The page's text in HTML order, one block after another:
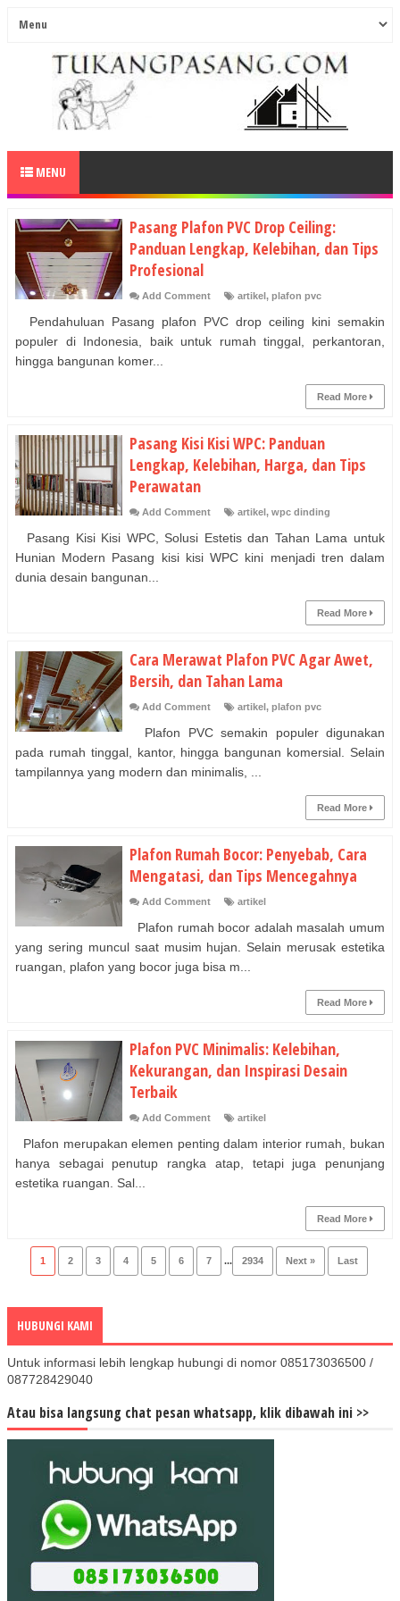
MENU
Pasang Plafon PVC Drop Ceiling:
Panduan Lengkap, Kelebihan, dan Tips
Profesional
Add Comment artikel, plafon pvc
Pendahuluan Pasang plafon PVC drop ceiling kini semakin
populer di Indonesia, baik untuk rumah tinggal, perkantoran,
hingga bangunan komer...
Read More
Pasang Kisi Kisi WPC: Panduan
Lengkap, Kelebihan, Harga, dan Tips
Perawatan
Add Comment artikel, wpc dinding
Pasang Kisi Kisi WPC, Solusi Estetis dan Tahan Lama untuk
Hunian Modern Pasang kisi kisi WPC kini menjadi tren dalam
dunia desain bangunan...
Read More
Cara Merawat Plafon PVC Agar Awet,
Bersih, dan Tahan Lama
Add Comment artikel, plafon pvc
Plafon PVC semakin populer digunakan
pada rumah tinggal, kantor, hingga bangunan komersial. Selain
tampilannya yang modern dan minimalis, ...
Read More
Plafon Rumah Bocor: Penyebab, Cara
Mengatasi, dan Tips Mencegahnya
Add Comment artikel
Plafon rumah bocor adalah masalah umum
yang sering muncul saat musim hujan. Selain merusak estetika
ruangan, plafon yang bocor juga bisa m...
Read More
Plafon PVC Minimalis: Kelebihan,
Kekurangan, dan Inspirasi Desain
Terbaik
Add Comment artikel
Plafon merupakan elemen penting dalam interior rumah, bukan
hanya sebagai penutup rangka atap, tetapi juga penunjang
estetika ruangan. Sal...
Read More
1 2 3 4 5 6 7 ... 2934 Next » Last
HUBUNGI KAMI
Untuk informasi lebih lengkap hubungi di nomor 085173036500 /
087728429040
Atau bisa langsung chat pesan whatsapp, klik dibawah ini >>